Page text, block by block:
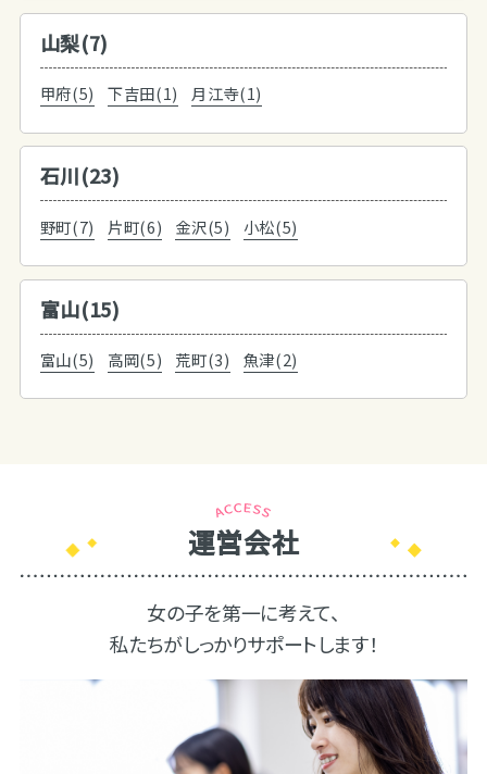
山梨(7)
甲府(5) 下吉田(1) 月江寺(1)
石川(23)
野町(7) 片町(6) 金沢(5) 小松(5)
富山(15)
富山(5) 高岡(5) 荒町(3) 魚津(2)
運営会社
女の子を第一に考えて、
私たちがしっかりサポートします！